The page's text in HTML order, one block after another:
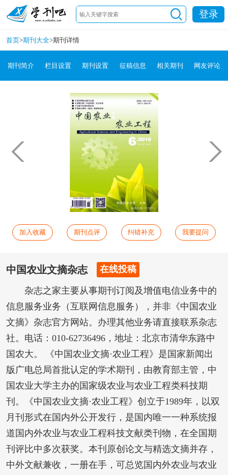
登录
首页>期刊大全>期刊详情
期刊简介 栏目设置 期刊设置 征稿信息 相关期刊 网友评论
加入收藏 期刊点评 纠错补充 我要提问
中国农业文摘杂志 在线投稿
杂志之家主要从事期刊订阅及增值电信业务中的
信息服务业务（互联网信息服务），并非《中国农业
文摘》杂志官方网站。办理其他业务请直接联系杂志
社。电话：010-62736496，地址：北京市清华东路中
国农大。 《中国农业文摘·农业工程》是国家新闻出
版广电总局首批认定的学术期刊，由教育部主管，中
国农业大学主办的国家级农业与农业工程类科技期
刊。《中国农业文摘·农业工程》创立于1989年，以双
月刊形式在国内外公开发行，是国内唯一一种系统报
道国内外农业与农业工程科技文献类刊物，在全国期
刊评比中多次获奖。本刊原创论文与精选文摘并存，
中外文献兼收，一册在手，可总览国内外农业与农业